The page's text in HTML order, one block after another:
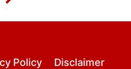
Policy
Disclaimer